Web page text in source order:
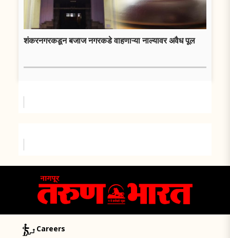
शंकरनगरकडून बजाज नगरकडे वाहणाऱ्या नाल्यावर अवैध पूल
Careers